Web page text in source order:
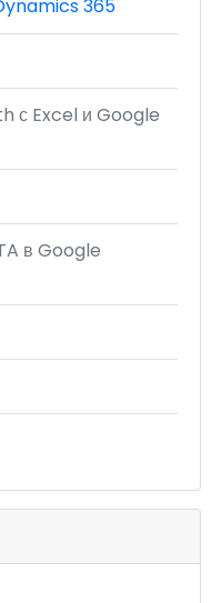
365
с Excel и Google
в Google